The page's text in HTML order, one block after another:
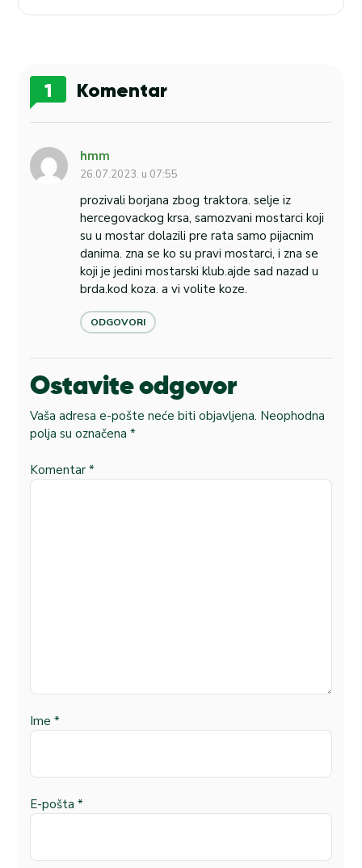
1 Komentar
hmm
26.07.2023. u 07:55
prozivali borjana zbog traktora. selje iz
hercegovackog krsa, samozvani mostarci koji
su u mostar dolazili pre rata samo pijacnim
danima. zna se ko su pravi mostarci, i zna se
koji je jedini mostarski klub.ajde sad nazad u
brda.kod koza. a vi volite koze.
ODGOVORI
Ostavite odgovor
Vaša adresa e-pošte neće biti objavljena. Neophodna
polja su označena *
Komentar *
Ime *
E-pošta *